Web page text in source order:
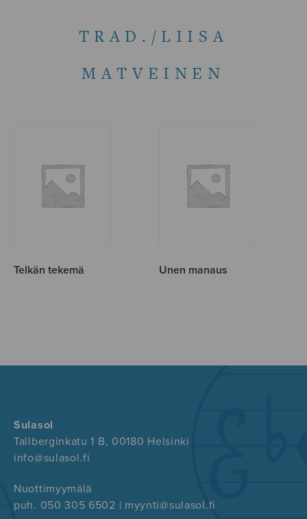
TRAD./LIISA
MATVEINEN
Telkän tekemä Unen manaus
Sulasol
Tallberginkatu 1 B, 00180 Helsinki
info@sulasol.fi
Nuottimyymälä
puh. 050 305 6502 | myynti@sulasol.fi